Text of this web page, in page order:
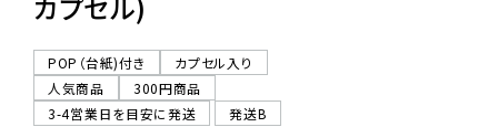
06-6282-7659
POP（台紙)付き
カプセル入り
人気商品
300円商品
3-4営業日を目安に発送
発送B